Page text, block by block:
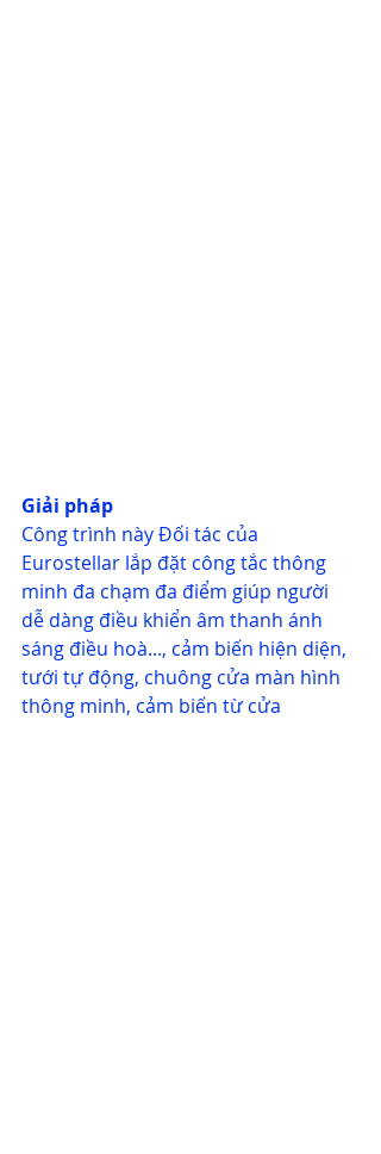
Giải pháp
Công trình này Đối tác của
Eurostellar lắp đặt công tắc thông
minh đa chạm đa điểm giúp người
dễ dàng điều khiển âm thanh ánh
sáng điều hoà..., cảm biến hiện diện,
tưới tự động, chuông cửa màn hình
thông minh, cảm biến từ cửa